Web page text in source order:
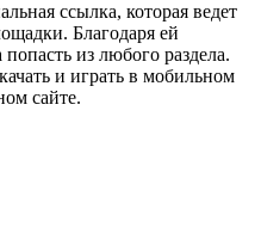
ссылка, которая ведет
Благодаря ей
из любого раздела.
и играть в мобильном
сайте.